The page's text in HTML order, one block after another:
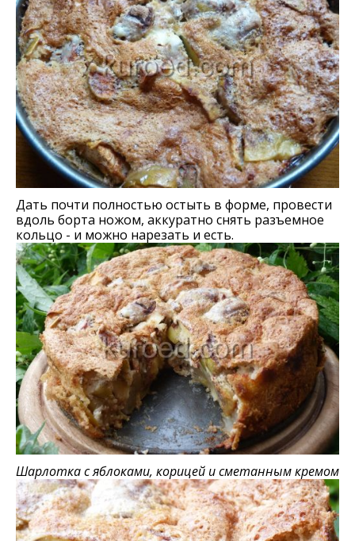
Дать почти полностью остыть в форме, провести
вдоль борта ножом, аккуратно снять разъемное
кольцо - и можно нарезать и есть.
Шарлотка с яблоками, корицей и сметанным кремом